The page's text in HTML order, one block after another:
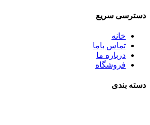
دسترسی سریع
خانه
تماس باما
درباره ما
فروشگاه
دسته بندی